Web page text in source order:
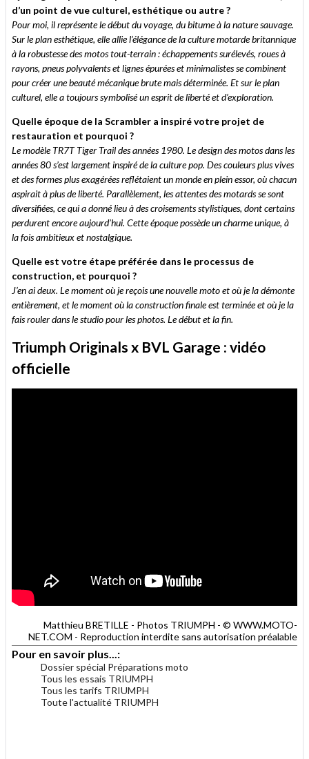
d’un point de vue culturel, esthétique ou autre ?
Pour moi, il représente le début du voyage, du bitume à la nature sauvage.
Sur le plan esthétique, elle allie l’élégance de la culture motarde britannique
à la robustesse des motos tout-terrain : échappements surélevés, roues à
rayons, pneus polyvalents et lignes épurées et minimalistes se combinent
pour créer une beauté mécanique brute mais déterminée. Et sur le plan
culturel, elle a toujours symbolisé un esprit de liberté et d’exploration.
Quelle époque de la Scrambler a inspiré votre projet de
restauration et pourquoi ?
Le modèle TR7T Tiger Trail des années 1980. Le design des motos dans les
années 80 s’est largement inspiré de la culture pop. Des couleurs plus vives
et des formes plus exagérées reflétaient un monde en plein essor, où chacun
aspirait à plus de liberté. Parallèlement, les attentes des motards se sont
diversifiées, ce qui a donné lieu à des croisements stylistiques, dont certains
perdurent encore aujourd’hui. Cette époque possède un charme unique, à
la fois ambitieux et nostalgique.
Quelle est votre étape préférée dans le processus de
construction, et pourquoi ?
J’en ai deux. Le moment où je reçois une nouvelle moto et où je la démonte
entièrement, et le moment où la construction finale est terminée et où je la
fais rouler dans le studio pour les photos. Le début et la fin.
Triumph Originals x BVL Garage : vidéo
officielle
Matthieu BRETILLE - Photos TRIUMPH - © WWW.MOTO-
NET.COM - Reproduction interdite sans autorisation préalable
Pour en savoir plus...:
Dossier spécial Préparations moto
Tous les essais TRIUMPH
Tous les tarifs TRIUMPH
Toute l'actualité TRIUMPH